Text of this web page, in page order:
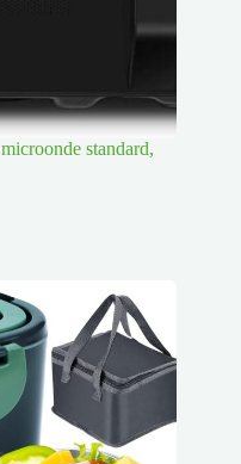
standard,